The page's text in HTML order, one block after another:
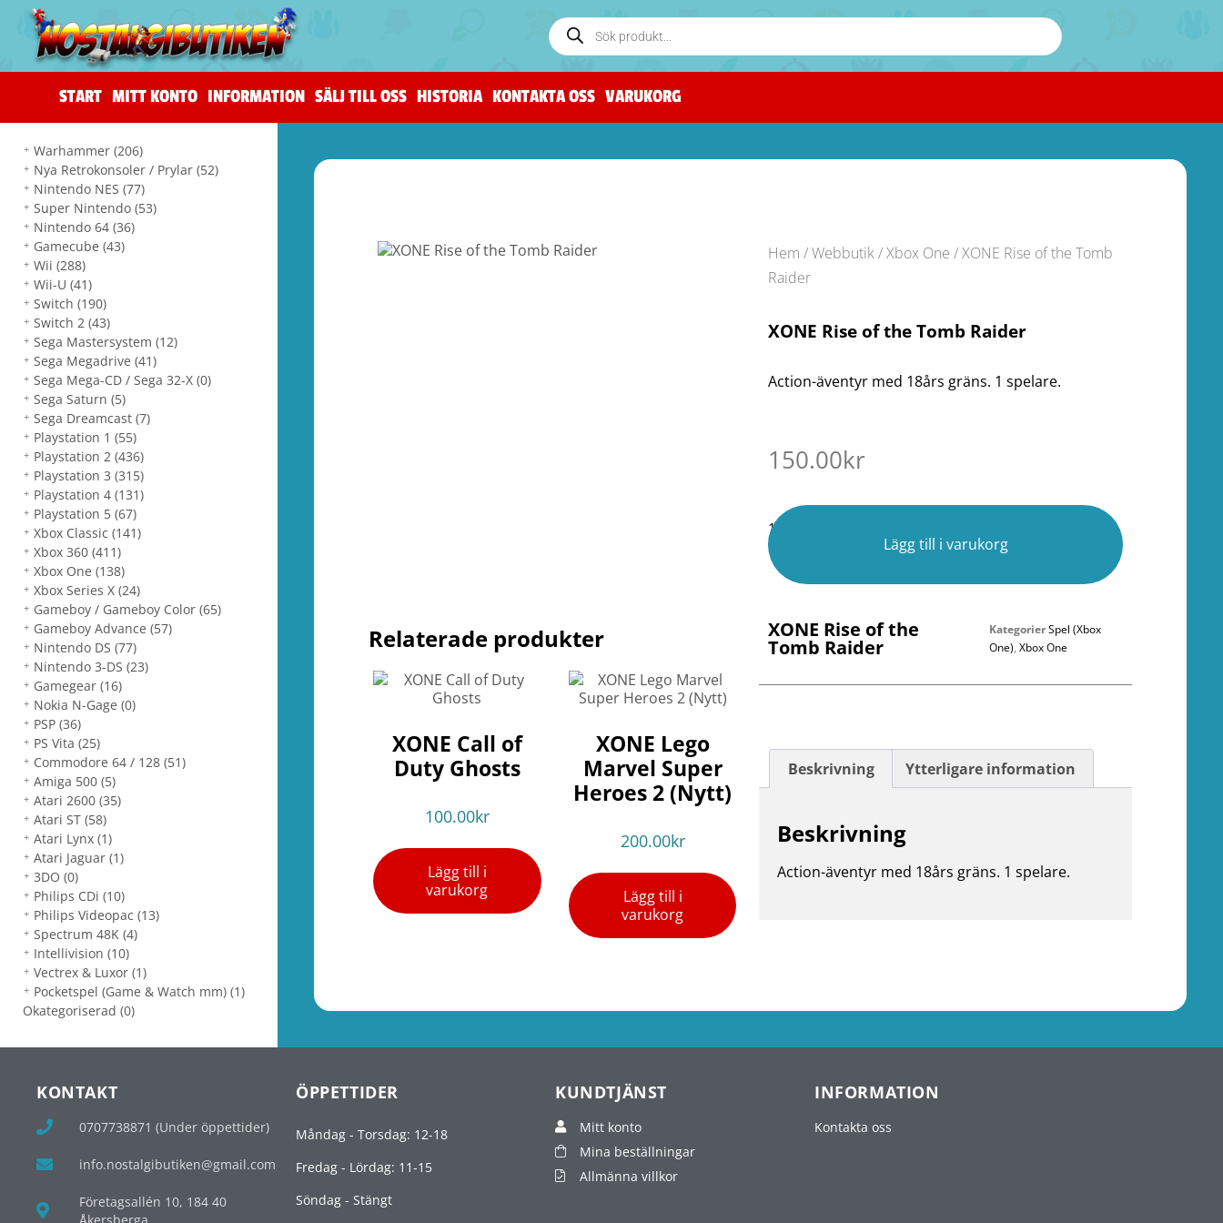
START MITT KONTO INFORMATION SÄLJ TILL OSS HISTORIA KONTAKTA OSS VARUKORG
Warhammer(206)
Nya Retrokonsoler / Prylar(52)
Nintendo NES(77)
Super Nintendo(53)
Nintendo 64(36)
Gamecube(43)
Wii(288)
Wii-U(41)
Switch(190)
Switch 2(43)
Sega Mastersystem(12)
Sega Megadrive(41)
Sega Mega-CD / Sega 32-X(0)
Sega Saturn(5)
Sega Dreamcast(7)
Playstation 1(55)
Playstation 2(436)
Playstation 3(315)
Playstation 4(131)
Playstation 5(67)
Xbox Classic(141)
Xbox 360(411)
Xbox One(138)
Xbox Series X(24)
Gameboy / Gameboy Color(65)
Gameboy Advance(57)
Nintendo DS(77)
Nintendo 3-DS(23)
Gamegear(16)
Nokia N-Gage(0)
PSP(36)
PS Vita(25)
Commodore 64 / 128(51)
Amiga 500(5)
Atari 2600(35)
Atari ST(58)
Atari Lynx(1)
Atari Jaguar(1)
3DO(0)
Philips CDi(10)
Philips Videopac(13)
Spectrum 48K(4)
Intellivision(10)
Vectrex & Luxor(1)
Pocketspel (Game & Watch mm)(1)
Okategoriserad (0)
Hem /Webbutik/Xbox One / XONE Rise of the Tomb
Raider
XONE Rise of the Tomb Raider
Action-äventyr med 18års gräns. 1 spelare.
150.00kr
1 i lager
Lägg till i varukorg
Relaterade produkter
XONE Call of
Duty Ghosts
100.00kr
Lägg till i
varukorg
XONE Lego
Marvel Super
Heroes 2 (Nytt)
200.00kr
Lägg till i
varukorg
XONE Rise of the
Tomb Raider
KategorierSpel (Xbox
One),Xbox One
Beskrivning Ytterligare information
Beskrivning
Action-äventyr med 18års gräns. 1 spelare.
KONTAKT
0707738871 (Under öppettider)
info.nostalgibutiken@gmail.com
Företagsallén 10, 184 40
ÖPPETTIDER
Måndag - Torsdag: 12-18
Fredag - Lördag: 11-15
Söndag - Stängt
KUNDTJÄNST
Mitt konto
Mina beställningar
Allmänna villkor
INFORMATION
Kontakta oss